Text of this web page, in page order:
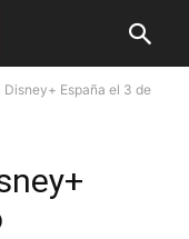
España el 3 de